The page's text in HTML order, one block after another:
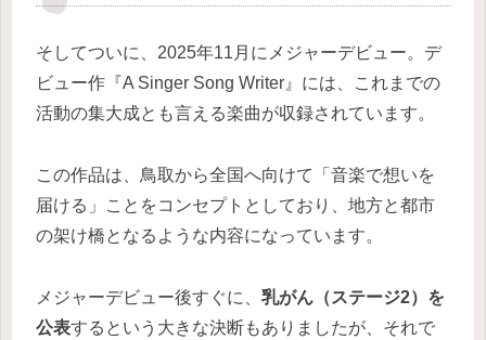
そしてついに、2025年11月にメジャーデビュー。デ
ビュー作『A Singer Song Writer』には、これまでの
活動の集大成とも言える楽曲が収録されています。
この作品は、鳥取から全国へ向けて「音楽で想いを
届ける」ことをコンセプトとしており、地方と都市
の架け橋となるような内容になっています。
メジャーデビュー後すぐに、 乳がん（ステージ2）を
公表するという大きな決断もありましたが、それで